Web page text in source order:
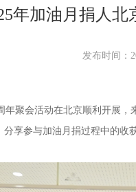
年加油月捐人
发布时间：
聚会活动在北京顺利开展
分享参与加油月捐过程中的